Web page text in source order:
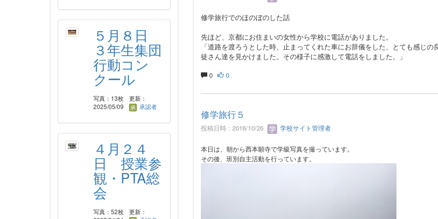
修学旅行でのほのぼのした話
先ほど、京都にお住まいの女性から学校に電話がありました。
「道路を渡ろうとした時、止まってくれた車にお辞儀をした、とても感じの
徒さん達を見かけました。その様子に感激して電話をしました。」
0 0
修学旅行５
投稿日時 : 2016/10/26 学校サイト管理者
本日は、朝から西本願寺で学級写真を撮っています。
その後、班別自主活動を行っています。
５月８日
３年生集団
行動コン
クール
写真：13枚
更新：
2025/05/09
承認者
４月２４
日 授業参
観・PTA総
会
写真：52枚
更新：